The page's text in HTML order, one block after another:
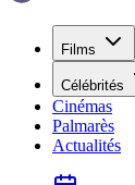
Films
Célébrités
Cinémas
Palmarès
Actualités